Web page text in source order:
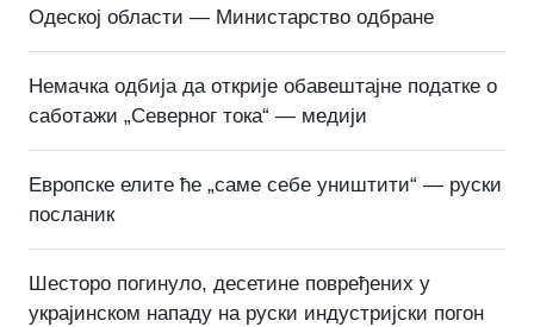
Одеској области — Министарство одбране
Немачка одбија да открије обавештајне податке о
саботажи „Северног тока“ — медији
Европске елите ће „саме себе уништити“ — руски
посланик
Шесторо погинуло, десетине повређених у
украјинском нападу на руски индустријски погон